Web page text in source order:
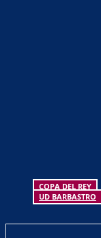
COPA DEL REY
UD BARBASTRO